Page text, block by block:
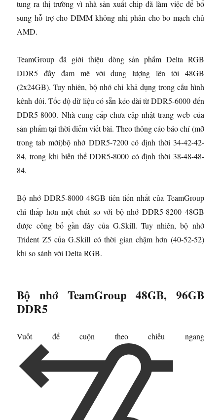
tung ra thị trường vì nhà sản xuất chip đã làm việc để bổ
sung hỗ trợ cho DIMM không nhị phân cho bo mạch chủ
AMD.
TeamGroup đã giới thiệu dòng sản phẩm Delta RGB
DDR5 đầy đam mê với dung lượng lên tới 48GB
(2x24GB). Tuy nhiên, bộ nhớ chỉ khả dụng trong cấu hình
kênh đôi. Tốc độ dữ liệu có sẵn kéo dài từ DDR5-6000 đến
DDR5-8000. Nhà cung cấp chưa cập nhật trang web của
sản phẩm tại thời điểm viết bài. Theo thông cáo báo chí(mở
trong tab mới)bộ nhớ DDR5-7200 có định thời 34-42-42-
84, trong khi biến thể DDR5-8000 có định thời 38-48-48-
84.
Bộ nhớ DDR5-8000 48GB tiên tiến nhất của TeamGroup
chỉ thấp hơn một chút so với bộ nhớ DDR5-8200 48GB
được công bố gần đây của G.Skill. Tuy nhiên, bộ nhớ
Trident Z5 của G.Skill có thời gian chậm hơn (40-52-52)
khi so sánh với Delta RGB.
Bộ nhớ TeamGroup 48GB, 96GB
DDR5
Vuốt để cuộn theo chiều ngang